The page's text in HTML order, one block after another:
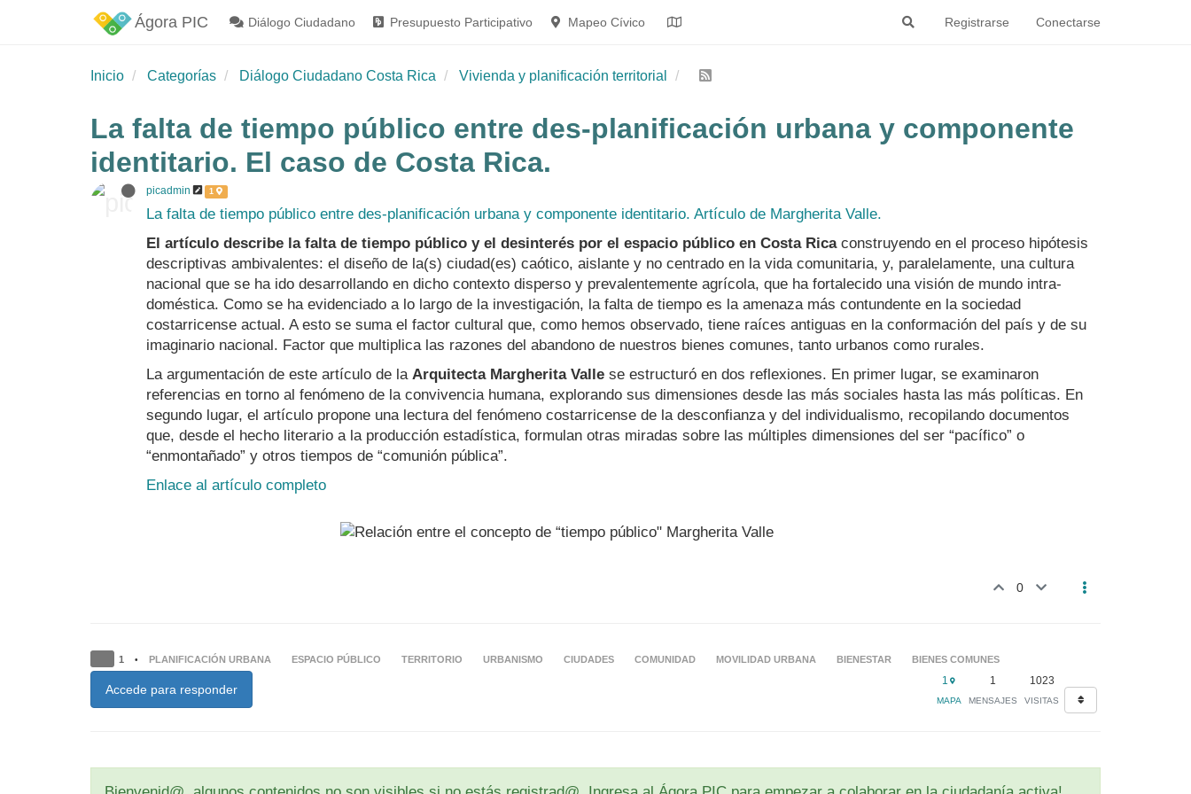
Ágora PIC Registrarse Conectarse
Diálogo Ciudadano Presupuesto Participativo Mapeo Cívico
Inicio Categorías Diálogo Ciudadano Costa Rica Vivienda y planificación territorial
La falta de tiempo público entre des-planificación urbana y componente
identitario. El caso de Costa Rica.
picadmin 1
La falta de tiempo público entre des-planificación urbana y componente identitario. Artículo de Margherita Valle.
El artículo describe la falta de tiempo público y el desinterés por el espacio público en Costa Rica construyendo en el proceso hipótesis
descriptivas ambivalentes: el diseño de la(s) ciudad(es) caótico, aislante y no centrado en la vida comunitaria, y, paralelamente, una cultura
nacional que se ha ido desarrollando en dicho contexto disperso y prevalentemente agrícola, que ha fortalecido una visión de mundo intra-
doméstica. Como se ha evidenciado a lo largo de la investigación, la falta de tiempo es la amenaza más contundente en la sociedad
costarricense actual. A esto se suma el factor cultural que, como hemos observado, tiene raíces antiguas en la conformación del país y de su
imaginario nacional. Factor que multiplica las razones del abandono de nuestros bienes comunes, tanto urbanos como rurales.
La argumentación de este artículo de la Arquitecta Margherita Valle se estructuró en dos reflexiones. En primer lugar, se examinaron
referencias en torno al fenómeno de la convivencia humana, explorando sus dimensiones desde las más sociales hasta las más políticas. En
segundo lugar, el artículo propone una lectura del fenómeno costarricense de la desconfianza y del individualismo, recopilando documentos
que, desde el hecho literario a la producción estadística, formulan otras miradas sobre las múltiples dimensiones del ser “pacífico” o
“enmontañado” y otros tiempos de “comunión pública”.
Enlace al artículo completo
0
1 • PLANIFICACIÓN URBANA ESPACIO PÚBLICO TERRITORIO URBANISMO CIUDADES COMUNIDAD MOVILIDAD URBANA BIENESTAR BIENES COMUNES
Accede para responder
1
MAPA
1
MENSAJES
1023
VISITAS